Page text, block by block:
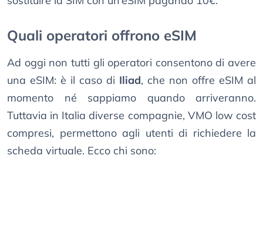
Quali operatori offrono eSIM
Ad oggi non tutti gli operatori consentono di avere
una eSIM: è il caso di Iliad, che non offre eSIM al
momento né sappiamo quando arriveranno.
Tuttavia in Italia diverse compagnie, VMO low cost
compresi, permettono agli utenti di richiedere la
scheda virtuale. Ecco chi sono: